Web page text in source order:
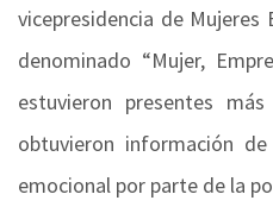
vicepresidencia de
denominado “Mujer,
estuvieron presentes
obtuvieron información
emocional por parte de la